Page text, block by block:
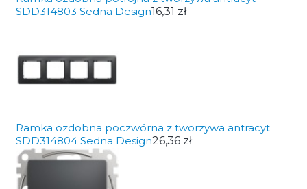
SDD314803 Sedna Design16,31 zł
Ramka ozdobna poczwórna z tworzywa antracyt
SDD314804 Sedna Design26,36 zł